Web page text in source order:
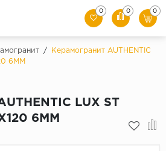
0 0 0
/
Керамогранит AUTHENTIC
6MM
LUX ST
6MM